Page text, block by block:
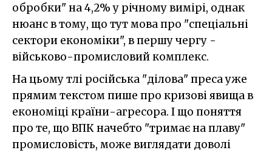
обробки" на 4,2% у річному вимірі, однак
нюанс в тому, що тут мова про "спеціальні
сектори економіки", в першу чергу -
військово-промисловий комплекс.
На цьому тлі російська "ділова" преса уже
прямим текстом пише про кризові явища в
економіці країни-агресора. І що поняття
про те, що ВПК начебто "тримає на плаву"
промисловість, може виглядати доволі